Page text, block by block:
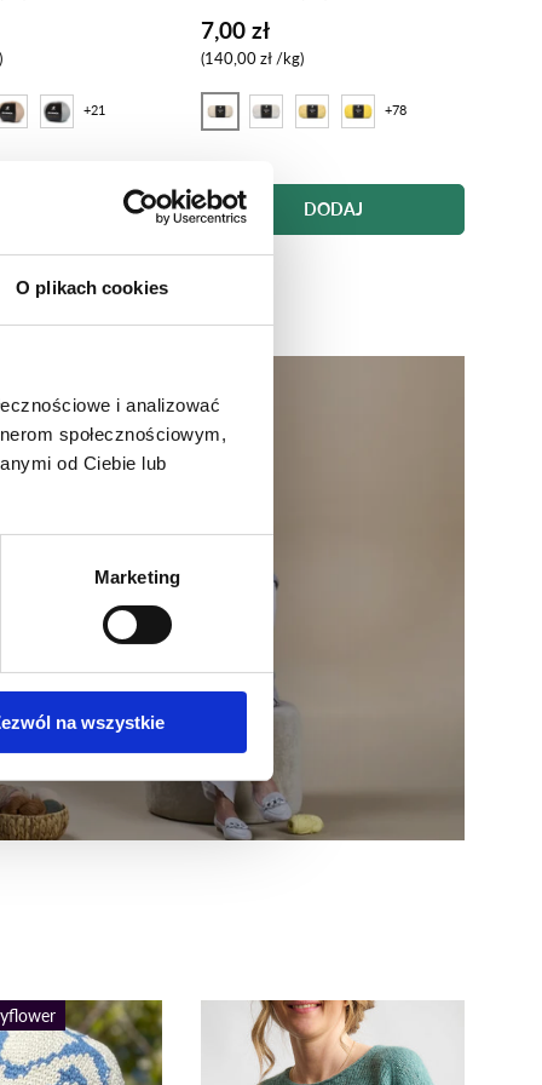
O plikach cookies
i analizować
społecznościowym,
od Ciebie lub
Marketing
na wszystkie
+21
7,00 zł
Cena za sztukę
140,00 zł /kg
1401 RAW BIAŁA
+78
DODAJ